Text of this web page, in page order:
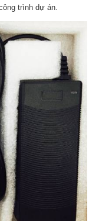
trình dự án.